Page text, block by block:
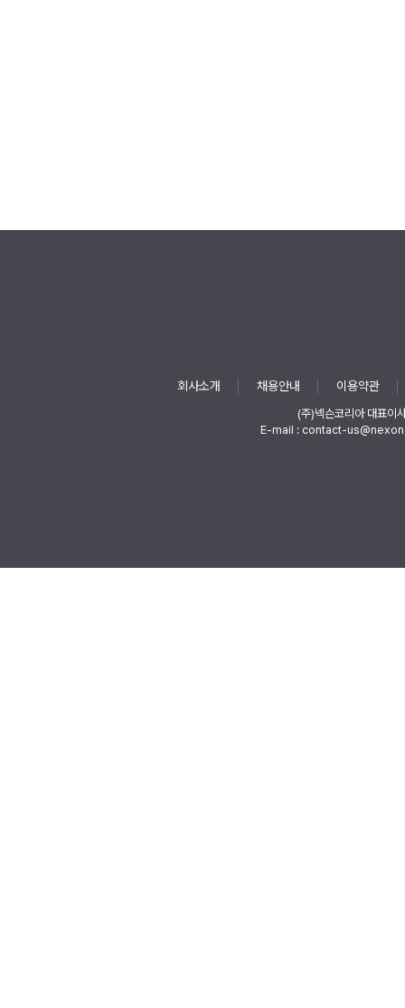
회사소개 채용안내 이용약관
(주)넥슨코리아 대표이
E-mail : contact-